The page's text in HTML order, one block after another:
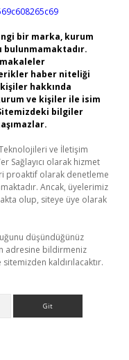
bir marka, kurum
bulunmamaktadır.
makaleler
haber niteliği
hakkında
ve kişiler ile isim
bilgiler
ve İletişim
Sağlayıcı olarak hizmet
proaktif olarak denetleme
Ancak, üyelerimiz
olup, siteye üye olarak
düşündüğünüz
adresine bildirmeniz
kaldırılacaktır.